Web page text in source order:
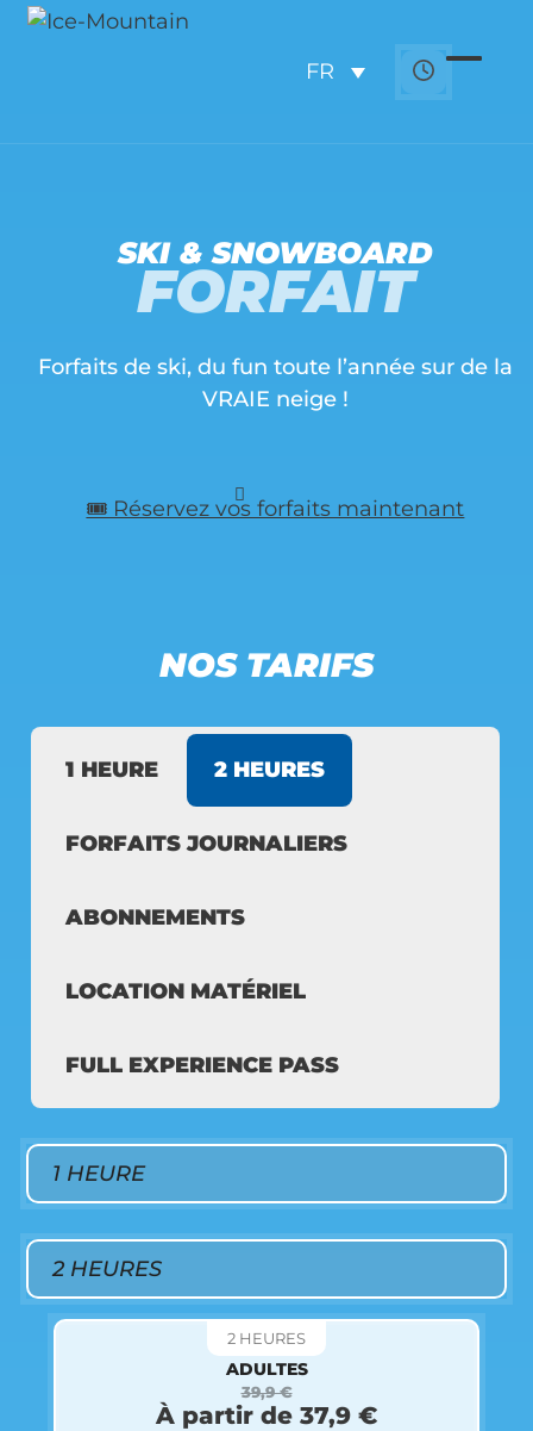
Skip
FR
SKI & SNOWBOARD
FORFAIT
Forfaits de ski, du fun toute l’année sur de la
VRAIE neige !
🎟️ Réservez vos forfaits maintenant
NOS TARIFS
1 HEURE 2 HEURES
FORFAITS JOURNALIERS
ABONNEMENTS
LOCATION MATÉRIEL
FULL EXPERIENCE PASS
1 HEURE
2 HEURES
ADULTES
39,9 €
À partir de 37,9 €
2 HEURES